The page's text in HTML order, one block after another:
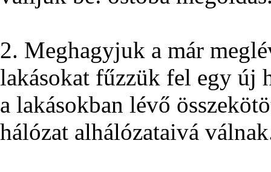
2. Meghagyjuk a már
lakásokat fűzzük fel egy új
a lakásokban lévő
hálózat alhálózataivá